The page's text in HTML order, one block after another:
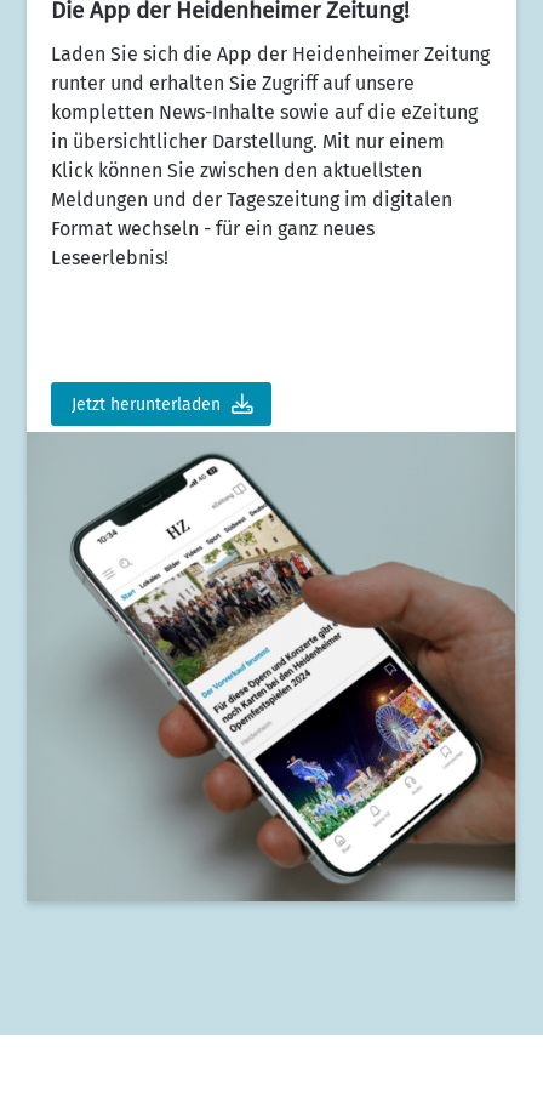
Die App der Heidenheimer Zeitung!
Laden Sie sich die App der Heidenheimer Zeitung
runter und erhalten Sie Zugriff auf unsere
kompletten News-Inhalte sowie auf die eZeitung
in übersichtlicher Darstellung. Mit nur einem
Klick können Sie zwischen den aktuellsten
Meldungen und der Tageszeitung im digitalen
Format wechseln - für ein ganz neues
Leseerlebnis!
Jetzt herunterladen